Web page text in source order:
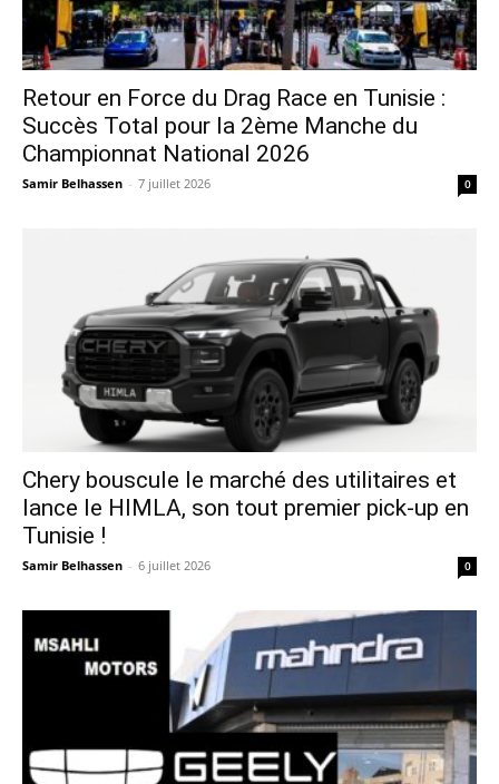
Retour en Force du Drag Race en Tunisie :
Succès Total pour la 2ème Manche du
Championnat National 2026
Samir Belhassen - 7 juillet 2026 0
Chery bouscule le marché des utilitaires et
lance le HIMLA, son tout premier pick-up en
Tunisie !
Samir Belhassen - 6 juillet 2026 0